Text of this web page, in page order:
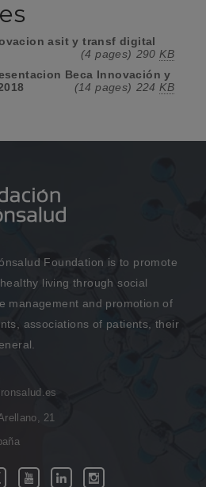
asit y transf digital
290 KB
(4 pages)
Beca Innovación y
224 KB
(14 pages)
Foundation is to promote
living through social
management and promotion of
associations of patients, their
21
Youtube
Link Linkedin
Link Instagram
Link